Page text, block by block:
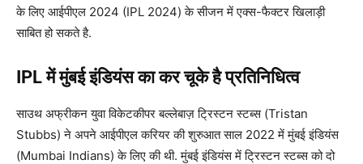
के लिए आईपीएल 2024 (IPL 2024) के सीजन में एक्स-फैक्टर खिलाड़ी
साबित हो सकते है.
IPL में मुंबई इंडियंस का कर चूके है प्रतिनिधित्व
साउथ अफ्रीकन युवा विकेटकीपर बल्लेबाज़ ट्रिस्टन स्टब्स (Tristan
Stubbs) ने अपने आईपीएल करियर की शुरुआत साल 2022 में मुंबई इंडियंस
(Mumbai Indians) के लिए की थी. मुंबई इंडियंस में ट्रिस्टन स्टब्स को दो